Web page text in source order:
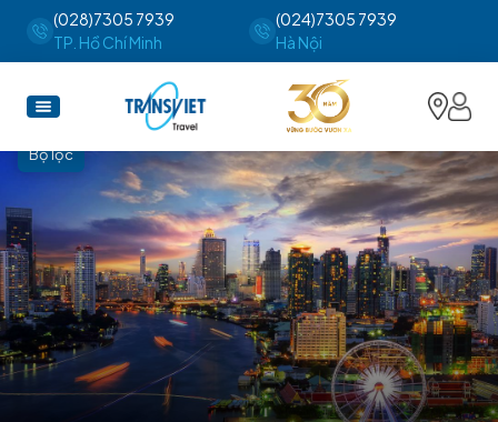
(028)7305 7939
TP. Hồ Chí Minh
(024)7305 7939
Hà Nội
Bộ lọc